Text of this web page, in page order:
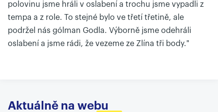
polovinu jsme hráli v oslabení a trochu jsme vypadli z
tempa a z role. To stejné bylo ve třetí třetině, ale
podržel nás gólman Godla. Výborně jsme odehráli
oslabení a jsme rádi, že vezeme ze Zlína tři body."
Aktuálně na webu